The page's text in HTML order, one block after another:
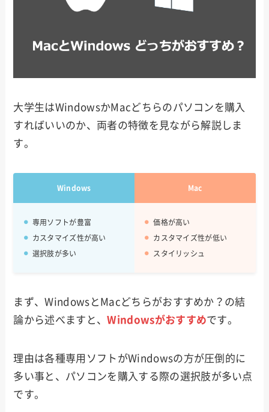
大学生はWindowsかMacどちらのパソコンを購入
すればいいのか、両者の特徴を見ながら解説しま
す。
Windows Mac
専用ソフトが豊富
カスタマイズ性が高い
選択肢が多い
価格が高い
カスタマイズ性が低い
スタイリッシュ
まず、WindowsとMacどちらがおすすめか？の結
論から述べますと、Windowsがおすすめです。
理由は各種専用ソフトがWindowsの方が圧倒的に
多い事と、パソコンを購入する際の選択肢が多い点
です。